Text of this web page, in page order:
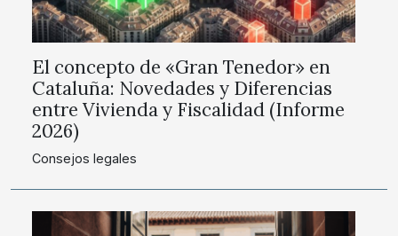
El concepto de «Gran Tenedor» en
Cataluña: Novedades y Diferencias
entre Vivienda y Fiscalidad (Informe
2026)
Consejos legales